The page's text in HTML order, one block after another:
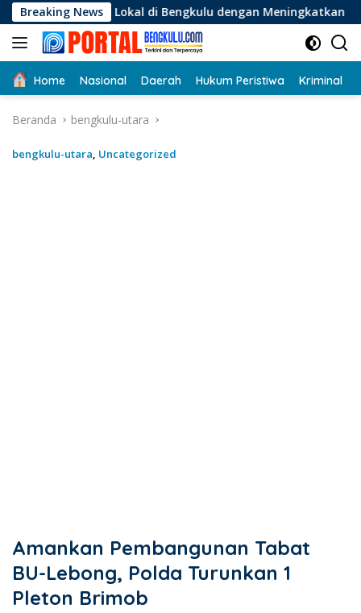
Langsung
ke
konten
Breaking News
di Bengkulu dengan Meningkatkan Ruang Publik dan
Home Nasional Daerah Hukum Peristiwa Kriminal
Beranda bengkulu-utara
bengkulu-utara, Uncategorized
Amankan Pembangunan Tabat
BU-Lebong, Polda Turunkan 1
Pleton Brimob